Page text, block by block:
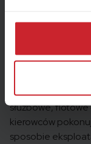
Dowiedz się
można się z
przetwarzamy
szkód oraz
Użytkowanie
Pojazdy tej marki
służbowe,
kierowców
sposobie